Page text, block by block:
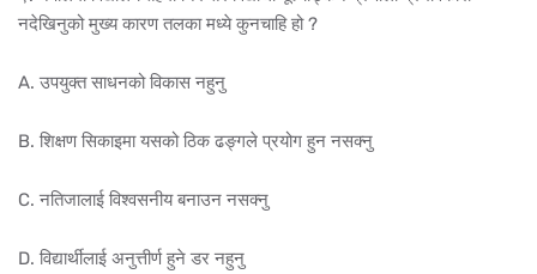
नदेखिनुको मुख्य कारण तलका मध्ये कुनचाहि हो ?
A. उपयुक्त साधनको विकास नहुनु
B. शिक्षण सिकाइमा यसको ठिक ढङ्गले प्रयोग हुन नसक्नु
C. नतिजालाई विश्वसनीय बनाउन नसक्नु
D. विद्यार्थीलाई अनुत्तीर्ण हुने डर नहुनु